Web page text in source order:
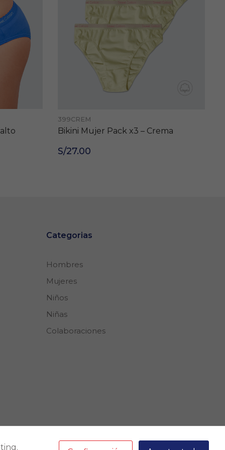
399CREM
Bikini Mujer Pack x3 – Crema
S/27.00
Categorias
Hombres
Mujeres
Niños
Niñas
Colaboraciones
Correo